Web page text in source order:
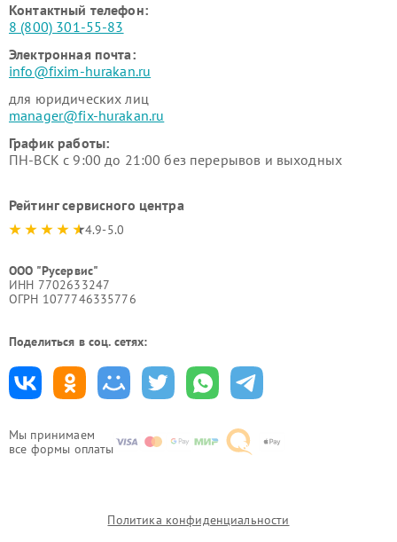
Мы принимаем
все формы оплаты
Контактный телефон:
8 (800) 301-55-83
Электронная почта:
info@fixim-hurakan.ru
для юридических лиц
manager@fix-hurakan.ru
График работы:
ПН-ВСК с 9:00 до 21:00 без перерывов и выходных
Рейтинг сервисного центра
4.9-5.0
ООО "Русервис"
ИНН 7702633247
ОГРН 1077746335776
Поделиться в соц. сетях:
Политика конфиденциальности